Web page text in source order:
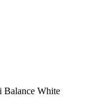
Balance White